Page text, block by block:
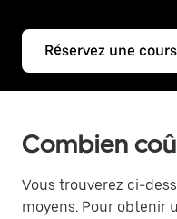
Réservez une
Combien
Vous trouverez ci-
moyens. Pour obtenir